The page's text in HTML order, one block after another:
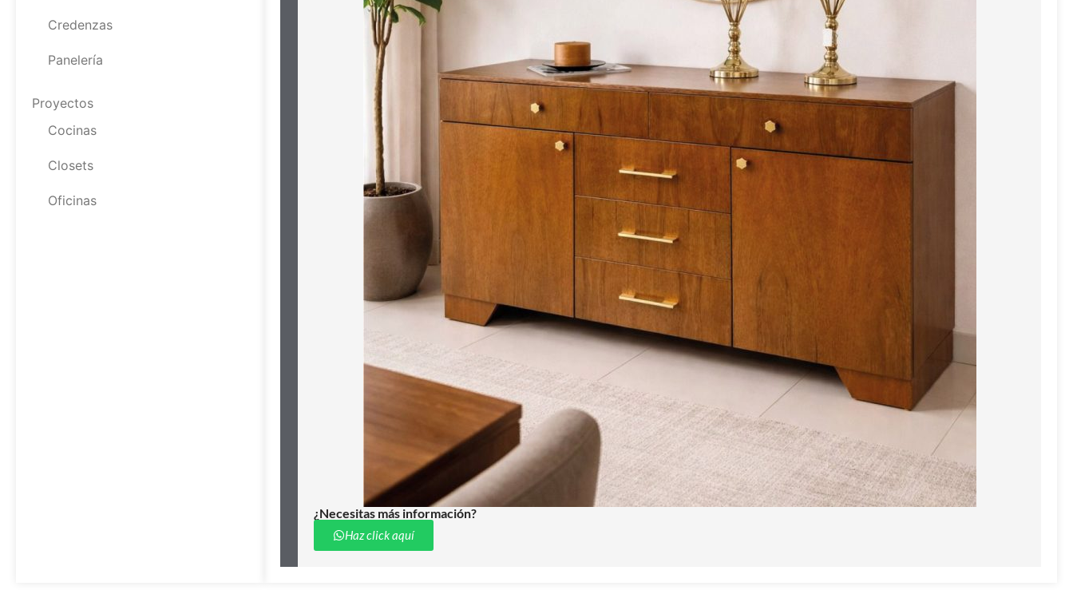
Credenzas
Panelería
Proyectos
Cocinas
Closets
Oficinas
¿Necesitas más información?
Haz click aquí